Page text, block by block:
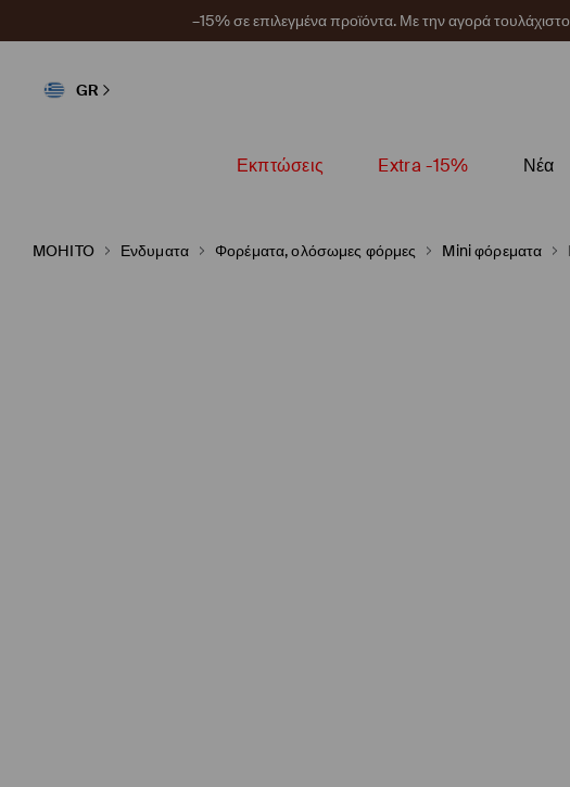
–15% σε επιλεγμένα προϊόντα. Με την αγορά
GR
Εκπτώσεις Extra -15% Νέα
MOHITO Ενδυματα Φορέματα, ολόσωμες φόρμες Mini φόρεματα